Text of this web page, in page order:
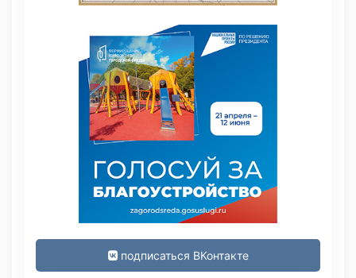
подписаться ВКонтакте